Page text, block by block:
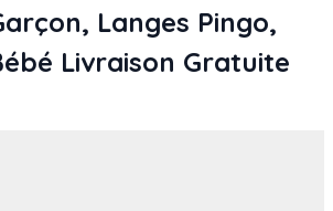
Langes Pingo,
Livraison Gratuite